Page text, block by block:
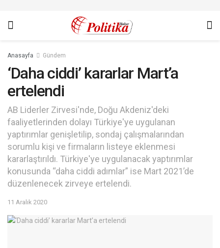
Anasayfa Gündem
‘Daha ciddi’ kararlar Mart’a
ertelendi
AB Liderler Zirvesi'nde, Doğu Akdeniz'deki
faaliyetlerinden dolayı Türkiye'ye uygulanan
yaptırımlar genişletilip, sondaj çalışmalarından
sorumlu kişi ve firmaların listeye eklenmesi
kararlaştırıldı. Türkiye'ye uygulanacak yaptırımlar
konusunda “daha ciddi adımlar” ise Mart 2021’de
düzenlenecek zirveye ertelendi.
11 Aralık 2020